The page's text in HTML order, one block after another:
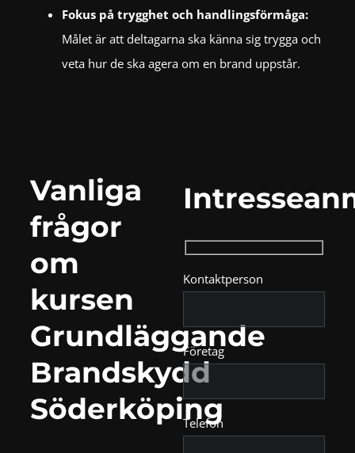
Fokus på trygghet och handlingsförmåga:
Målet är att deltagarna ska känna sig trygga och
veta hur de ska agera om en brand uppstår.
Vanliga
frågor
om
kursen
Grundläggande
Brandskydd
Söderköping
Kontaktperson
Företag
Telefon